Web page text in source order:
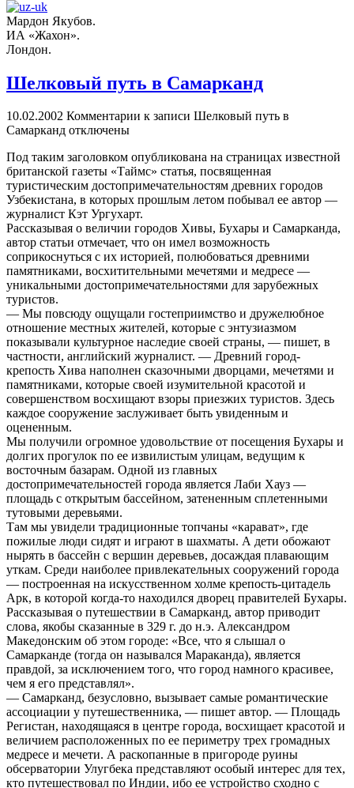
Мардон Якубов.
ИА «Жахон».
Лондон.
Шелковый путь в Самарканд
10.02.2002 Комментарии к записи Шелковый путь в
Самарканд отключены
Под таким заголовком опубликована на страницах известной
британской газеты «Таймс» статья, посвященная
туристическим достопримечательностям древних городов
Узбекистана, в которых прошлым летом побывал ее автор —
журналист Кэт Ургухарт.
Рассказывая о величии городов Хивы, Бухары и Самарканда,
автор статьи отмечает, что он имел возможность
соприкоснуться с их историей, полюбоваться древними
памятниками, восхитительными мечетями и медресе —
уникальными достопримечательностями для зарубежных
туристов.
— Мы повсюду ощущали гостеприимство и дружелюбное
отношение местных жителей, которые с энтузиазмом
показывали культурное наследие своей страны, — пишет, в
частности, английский журналист. — Древний город-
крепость Хива наполнен сказочными дворцами, мечетями и
памятниками, которые своей изумительной красотой и
совершенством восхищают взоры приезжих туристов. Здесь
каждое сооружение заслуживает быть увиденным и
оцененным.
Мы получили огромное удовольствие от посещения Бухары и
долгих прогулок по ее извилистым улицам, ведущим к
восточным базарам. Одной из главных
достопримечательностей города является Лаби Хауз —
площадь с открытым бассейном, затененным сплетенными
тутовыми деревьями.
Там мы увидели традиционные топчаны «карават», где
пожилые люди сидят и играют в шахматы. А дети обожают
нырять в бассейн с вершин деревьев, досаждая плавающим
уткам. Среди наиболее привлекательных сооружений города
— построенная на искусственном холме крепость-цитадель
Арк, в которой когда-то находился дворец правителей Бухары.
Рассказывая о путешествии в Самарканд, автор приводит
слова, якобы сказанные в 329 г. до н.э. Александром
Македонским об этом городе: «Все, что я слышал о
Самарканде (тогда он назывался Мараканда), является
правдой, за исключением того, что город намного красивее,
чем я его представлял».
— Самарканд, безусловно, вызывает самые романтические
ассоциации у путешественника, — пишет автор. — Площадь
Регистан, находящаяся в центре города, восхищает красотой и
величием расположенных по ее периметру трех громадных
медресе и мечети. А раскопанные в пригороде руины
обсерватории Улугбека представляют особый интерес для тех,
кто путешествовал по Индии, ибо ее устройство сходно с